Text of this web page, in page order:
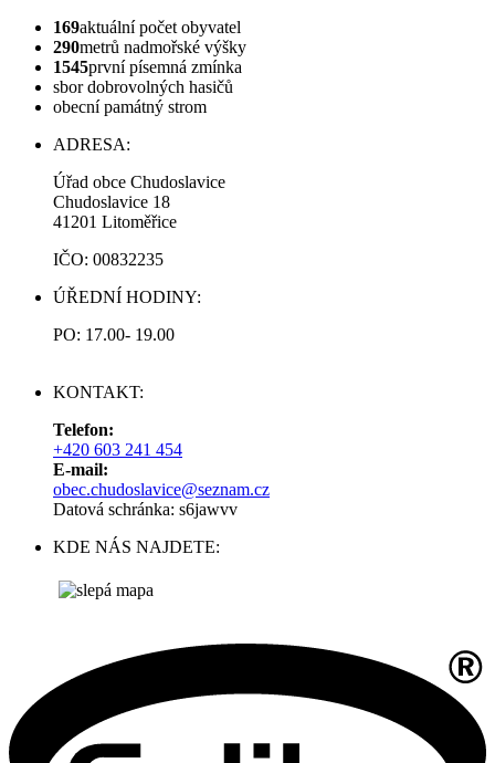
169aktuální počet obyvatel
290metrů nadmořské výšky
1545první písemná zmínka
sbor dobrovolných hasičů
obecní památný strom
ADRESA:
Úřad obce Chudoslavice
Chudoslavice 18
41201 Litoměřice
IČO: 00832235
ÚŘEDNÍ HODINY:
PO: 17.00- 19.00
KONTAKT:
Telefon:
+420 603 241 454
E-mail:
obec.chudoslavice@seznam.cz
Datová schránka: s6jawvv
KDE NÁS NAJDETE: